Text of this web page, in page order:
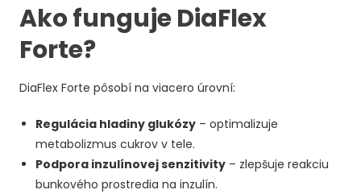
Ako funguje DiaFlex
Forte?
DiaFlex Forte pôsobí na viacero úrovní:
Regulácia hladiny glukózy – optimalizuje
metabolizmus cukrov v tele.
Podpora inzulínovej senzitivity – zlepšuje reakciu
bunkového prostredia na inzulín.